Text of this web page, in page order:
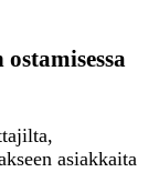
asiakkaita